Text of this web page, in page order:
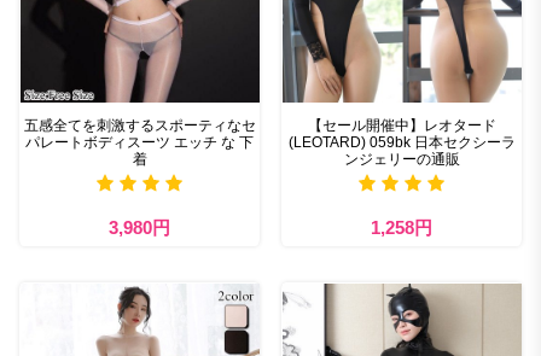
五感全てを刺激するスポーティなセ
パレートボディスーツ エッチ な 下
着
3,980円
【セール開催中】レオタード
(LEOTARD) 059bk 日本セクシーラ
ンジェリーの通販
1,258円